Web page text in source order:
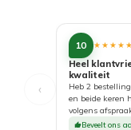
‹
10 ★★★★★
Heel
kwaliteit
Heb 2
en beide keren
volgens
aflevering. Top!
Beveelt ons